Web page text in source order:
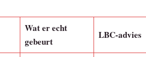
Wat er echt
gebeurt
LBC‑advies